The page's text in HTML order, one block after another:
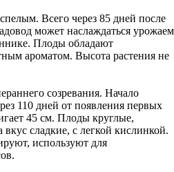
Всего через 85 дней после
может наслаждаться урожаем
Плоды обладают
ароматом. Высота растения не
созревания. Начало
110 дней от появления первых
45 см. Плоды круглые,
сладкие, с легкой кислинкой.
используют для